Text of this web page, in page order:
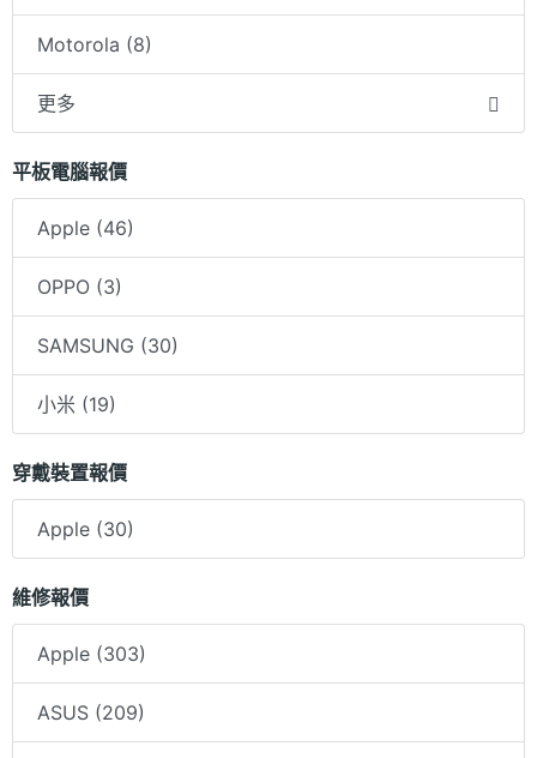
Motorola (8)
更多
平板電腦報價
Apple (46)
OPPO (3)
SAMSUNG (30)
小米 (19)
穿戴裝置報價
Apple (30)
維修報價
Apple (303)
ASUS (209)